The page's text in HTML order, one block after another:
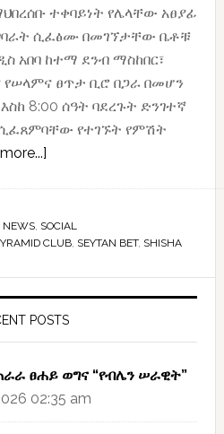
ተቀባይነት የሌላቸው አፀያፊ
ሲፈፅሙ በመገኘታቸው ቤቶቹ
አበባ ከተማ ደንብ ማስከበር፣
የሠላምና ፀጥታ ቢሮ በጋራ በመሆን
8:00 ሰዓት ባደረጉት ድንገተኛ
የተገኙት የምሽት
about
ሲፈጸምባቸው
የነበሩ
ክለቦች
ተዘጉ
NEWS, SOCIAL
CLUB, SEYTAN BET, SHISHA
POSTS
ፀሐይ ወግና “የብሌን ሠራዊት”
02:35 am